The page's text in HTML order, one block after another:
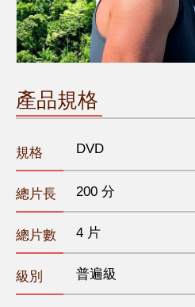
產品規格
規格 DVD
總片長 200 分
總片數 4 片
級別 普遍級